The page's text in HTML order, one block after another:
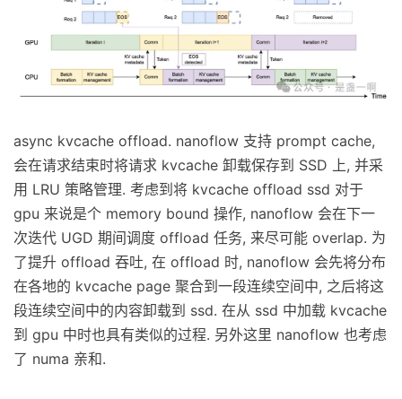
async kvcache offload. nanoflow 支持 prompt cache,
会在请求结束时将请求 kvcache 卸载保存到 SSD 上, 并采
用 LRU 策略管理. 考虑到将 kvcache offload ssd 对于
gpu 来说是个 memory bound 操作, nanoflow 会在下一
次迭代 UGD 期间调度 offload 任务, 来尽可能 overlap. 为
了提升 offload 吞吐, 在 offload 时, nanoflow 会先将分布
在各地的 kvcache page 聚合到一段连续空间中, 之后将这
段连续空间中的内容卸载到 ssd. 在从 ssd 中加载 kvcache
到 gpu 中时也具有类似的过程. 另外这里 nanoflow 也考虑
了 numa 亲和.